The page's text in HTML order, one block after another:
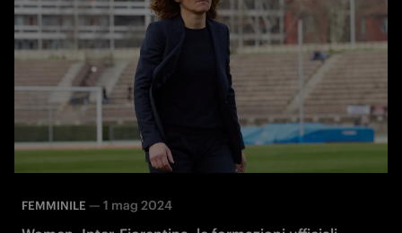
FEMMINILE — 1 mag 2024